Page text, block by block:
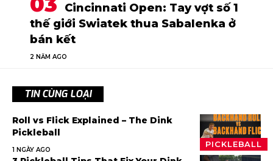
Cincinnati Open: Tay vợt số 1
thế giới Swiatek thua Sabalenka ở
bán kết
2 NĂM AGO
TIN CÙNG LOẠI
PICKLEBALL
Roll vs Flick Explained – The Dink
Pickleball
1 NGÀY AGO